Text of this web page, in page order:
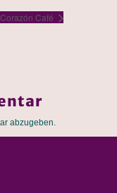
Café
abzugeben.